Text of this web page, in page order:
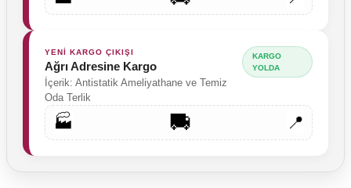
YENİ KARGO ÇIKIŞI
Ağrı Adresine Kargo
İçerik: Antistatik Ameliyathane ve Temiz
Oda Terlik
KARGO
YOLDA
🏭 🚚 📍